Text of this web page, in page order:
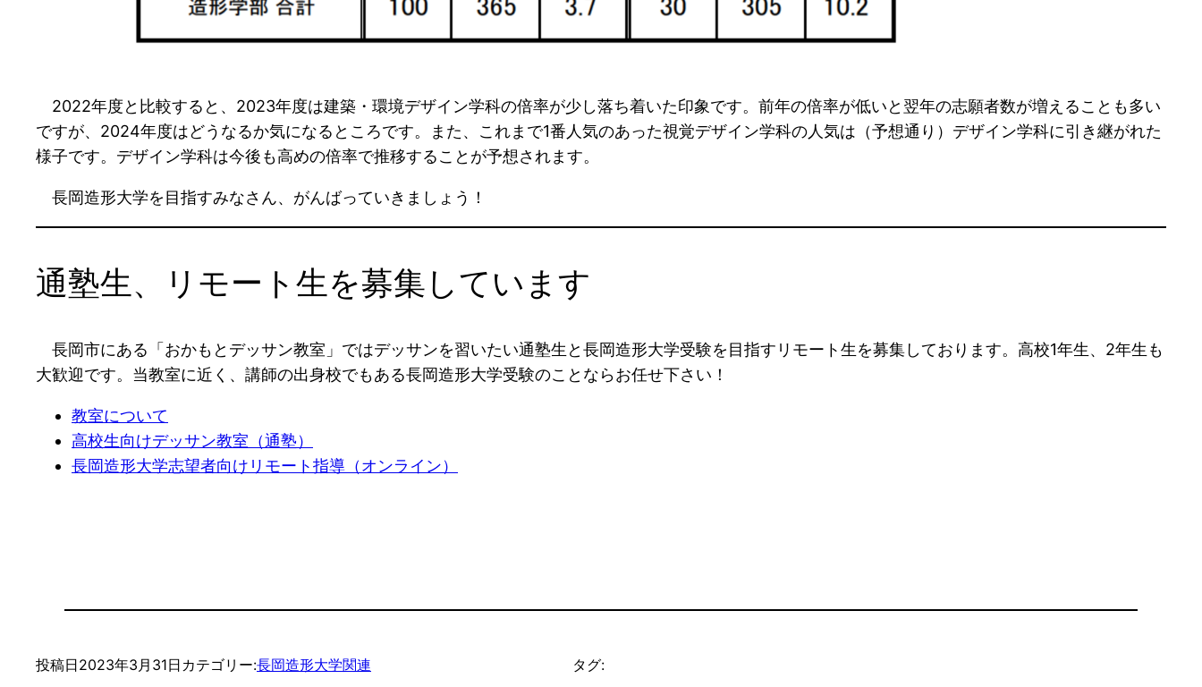
2022年度と比較すると、2023年度は建築・環境デザイン学科の倍率が少し落ち着いた印象です。前年の倍率が低いと翌年の志願者数が増えることも多い
ですが、2024年度はどうなるか気になるところです。また、これまで1番人気のあった視覚デザイン学科の人気は（予想通り）デザイン学科に引き継がれた
様子です。デザイン学科は今後も高めの倍率で推移することが予想されます。
長岡造形大学を目指すみなさん、がんばっていきましょう！
通塾生、リモート生を募集しています
長岡市にある「おかもとデッサン教室」ではデッサンを習いたい通塾生と長岡造形大学受験を目指すリモート生を募集しております。高校1年生、2年生も
大歓迎です。当教室に近く、講師の出身校でもある長岡造形大学受験のことならお任せ下さい！
教室について
高校生向けデッサン教室（通塾）
長岡造形大学志望者向けリモート指導（オンライン）
投稿日2023年3月31日 カテゴリー:長岡造形大学関連 タグ: